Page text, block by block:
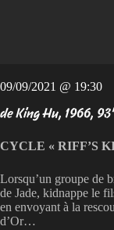
09/09/2021 @ 19:30
de King Hu, 1966, 93'
CYCLE « RIFF’S
Lorsqu’un groupe de
de Jade, kidnappe le
en envoyant à la
d’Or…